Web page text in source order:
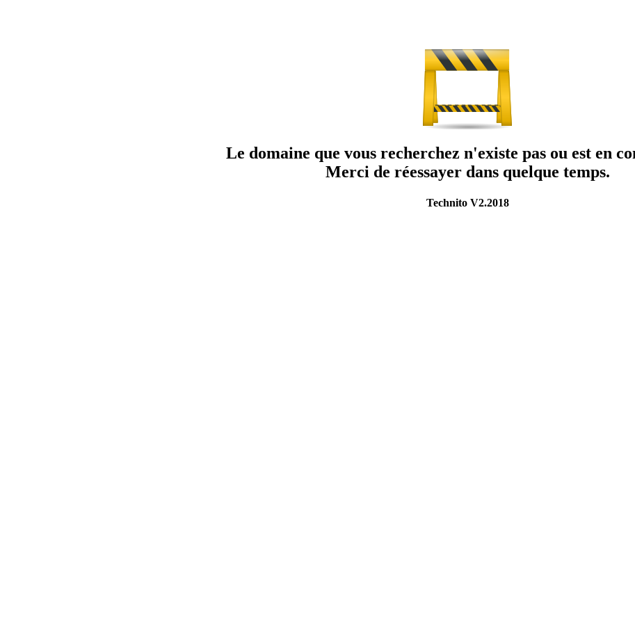
Le domaine que vous recherchez n'existe pas ou est en
Merci de réessayer dans quelque temps.
Technito V2.2018